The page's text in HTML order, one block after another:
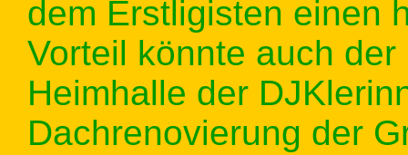
dem Erstligisten einen
Vorteil könnte auch
Heimhalle der
Dachrenovierung der